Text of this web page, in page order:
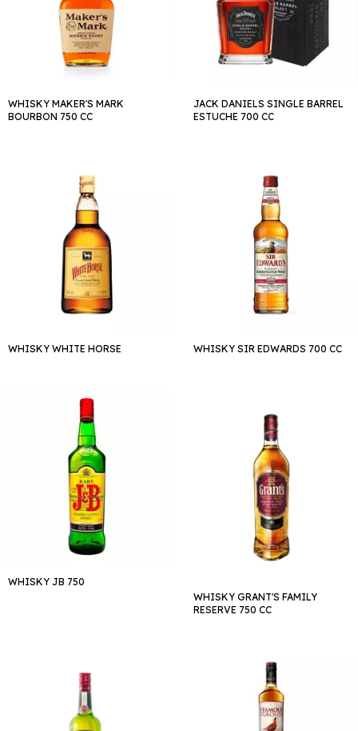
WHISKY MAKER'S MARK
BOURBON 750 CC
JACK DANIELS SINGLE BARREL
ESTUCHE 700 CC
WHISKY WHITE HORSE WHISKY SIR EDWARDS 700 CC
WHISKY JB 750
WHISKY GRANT'S FAMILY
RESERVE 750 CC